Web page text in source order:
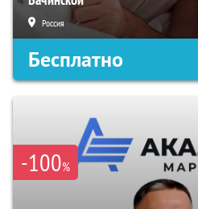
Россия
Бесплатно
-100%